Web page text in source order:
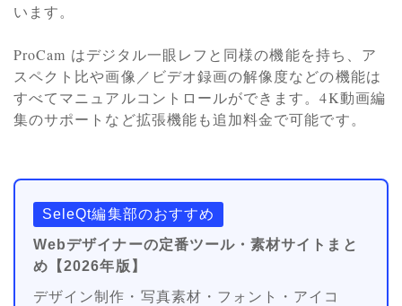
います。
ProCam はデジタル一眼レフと同様の機能を持ち、ア
スペクト比や画像／ビデオ録画の解像度などの機能は
すべてマニュアルコントロールができます。4K動画編
集のサポートなど拡張機能も追加料金で可能です。
SeleQt編集部のおすすめ
Webデザイナーの定番ツール・素材サイトまと
め【2026年版】
デザイン制作・写真素材・フォント・アイコ